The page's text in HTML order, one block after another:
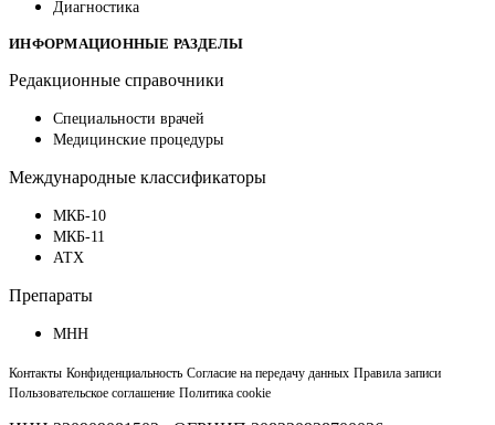
Диагностика
ИНФОРМАЦИОННЫЕ РАЗДЕЛЫ
Редакционные справочники
Специальности врачей
Медицинские процедуры
Международные классификаторы
МКБ-10
МКБ-11
АТХ
Препараты
МНН
Контакты Конфиденциальность Согласие на передачу данных Правила записи
Пользовательское соглашение Политика cookie